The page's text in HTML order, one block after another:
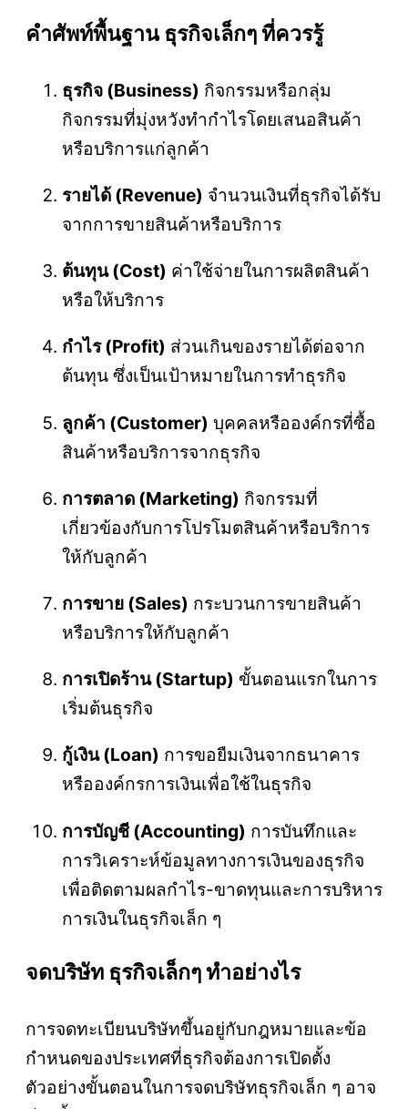
คําศัพท์พื้นฐาน ธุรกิจเล็กๆ ที่ควรรู้
ธุรกิจ (Business) กิจกรรมหรือกลุ่ม
กิจกรรมที่มุ่งหวังทำกำไรโดยเสนอสินค้า
หรือบริการแก่ลูกค้า
รายได้ (Revenue) จำนวนเงินที่ธุรกิจได้รับ
จากการขายสินค้าหรือบริการ
ต้นทุน (Cost) ค่าใช้จ่ายในการผลิตสินค้า
หรือให้บริการ
กำไร (Profit) ส่วนเกินของรายได้ต่อจาก
ต้นทุน ซึ่งเป็นเป้าหมายในการทำธุรกิจ
ลูกค้า (Customer) บุคคลหรือองค์กรที่ซื้อ
สินค้าหรือบริการจากธุรกิจ
การตลาด (Marketing) กิจกรรมที่
เกี่ยวข้องกับการโปรโมตสินค้าหรือบริการ
ให้กับลูกค้า
การขาย (Sales) กระบวนการขายสินค้า
หรือบริการให้กับลูกค้า
การเปิดร้าน (Startup) ขั้นตอนแรกในการ
เริ่มต้นธุรกิจ
กู้เงิน (Loan) การขอยืมเงินจากธนาคาร
หรือองค์กรการเงินเพื่อใช้ในธุรกิจ
การบัญชี (Accounting) การบันทึกและ
การวิเคราะห์ข้อมูลทางการเงินของธุรกิจ
เพื่อติดตามผลกำไร-ขาดทุนและการบริหาร
การเงินในธุรกิจเล็ก ๆ
จดบริษัท ธุรกิจเล็กๆ ทำอย่างไร
การจดทะเบียนบริษัทขึ้นอยู่กับกฎหมายและข้อ
กำหนดของประเทศที่ธุรกิจต้องการเปิดตั้ง
ตัวอย่างขั้นตอนในการจดบริษัทธุรกิจเล็ก ๆ อาจ